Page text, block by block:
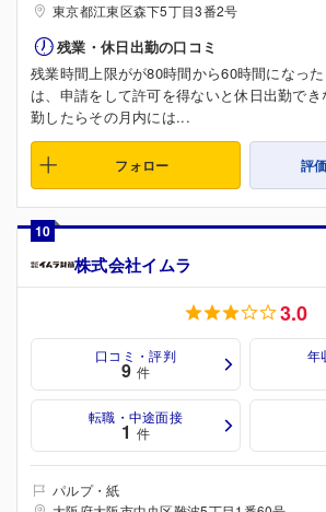
東京都江東区森下5丁目3番2号
残業・休日出勤の口コミ
残業時間上限がが80時間から60時間になっ
は、申請をして許可を得ないと休日出勤で
勤したらその月内には...
フォロー 評
10
株式会社イムラ
3.0
口コミ・評判
9 件
年
転職・中途面接
1 件
パルプ・紙